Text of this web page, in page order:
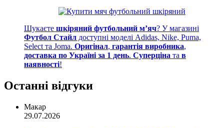
Шукаєте шкіряний футбольний м’яч? У магазині
Футбол Стайл доступні моделі Adidas, Nike, Puma,
Select та Joma. Оригінал, гарантія виробника,
доставка по Україні за 1 день. Суперціна та в
наявності!
Останні відгуки
Макар
29.07.2026